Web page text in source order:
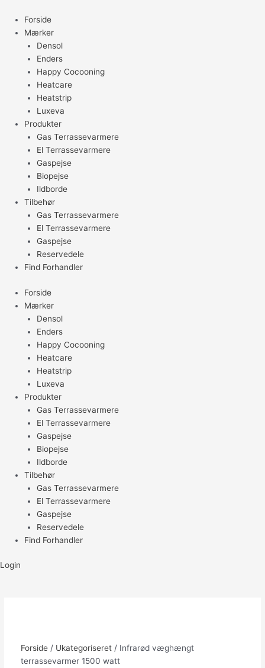
indholdet
Forside
Mærker
Densol
Enders
Happy Cocooning
Heatcare
Heatstrip
Luxeva
Produkter
Gas Terrassevarmere
El Terrassevarmere
Gaspejse
Biopejse
Ildborde
Tilbehør
Gas Terrassevarmere
El Terrassevarmere
Gaspejse
Reservedele
Find Forhandler
Forside
Mærker
Densol
Enders
Happy Cocooning
Heatcare
Heatstrip
Luxeva
Produkter
Gas Terrassevarmere
El Terrassevarmere
Gaspejse
Biopejse
Ildborde
Tilbehør
Gas Terrassevarmere
El Terrassevarmere
Gaspejse
Reservedele
Find Forhandler
Login
Forside/ Ukategoriseret/ Infrarød væghængt
terrassevarmer 1500 watt